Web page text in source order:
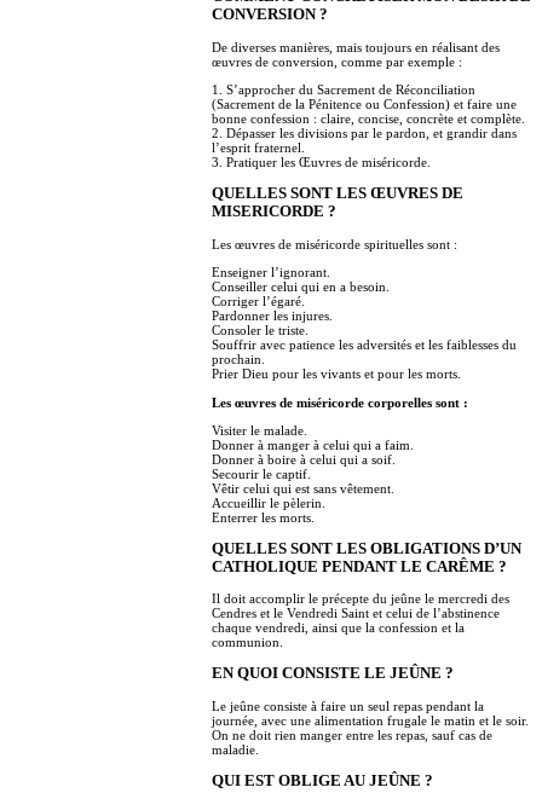
CONVERSION ?
De diverses manières, mais toujours en réalisant des
œuvres de conversion, comme par exemple :
1. S’approcher du Sacrement de Réconciliation
(Sacrement de la Pénitence ou Confession) et faire une
bonne confession : claire, concise, concrète et complète.
2. Dépasser les divisions par le pardon, et grandir dans
l’esprit fraternel.
3. Pratiquer les Œuvres de miséricorde.
QUELLES SONT LES ŒUVRES DE
MISERICORDE ?
Les œuvres de miséricorde spirituelles sont :
Enseigner l’ignorant.
Conseiller celui qui en a besoin.
Corriger l’égaré.
Pardonner les injures.
Consoler le triste.
Souffrir avec patience les adversités et les faiblesses du
prochain.
Prier Dieu pour les vivants et pour les morts.
Les œuvres de miséricorde corporelles sont :
Visiter le malade.
Donner à manger à celui qui a faim.
Donner à boire à celui qui a soif.
Secourir le captif.
Vêtir celui qui est sans vêtement.
Accueillir le pèlerin.
Enterrer les morts.
QUELLES SONT LES OBLIGATIONS D’UN
CATHOLIQUE PENDANT LE CARÊME ?
Il doit accomplir le précepte du jeûne le mercredi des
Cendres et le Vendredi Saint et celui de l’abstinence
chaque vendredi, ainsi que la confession et la
communion.
EN QUOI CONSISTE LE JEÛNE ?
Le jeûne consiste à faire un seul repas pendant la
journée, avec une alimentation frugale le matin et le soir.
On ne doit rien manger entre les repas, sauf cas de
maladie.
QUI EST OBLIGE AU JEÛNE ?